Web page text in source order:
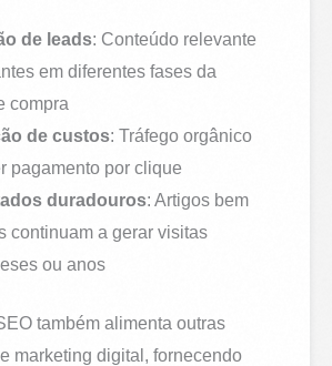
de leads: Conteúdo relevante
em diferentes fases da
compra
de custos: Tráfego orgânico
pagamento por clique
duradouros: Artigos bem
continuam a gerar visitas
ou anos
também alimenta outras
marketing digital, fornecendo